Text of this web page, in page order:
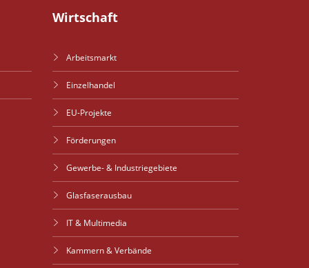
Wirtschaft
Arbeitsmarkt
Einzelhandel
EU-Projekte
Förderungen
Gewerbe- & Industriegebiete
Glasfaserausbau
IT & Multimedia
Kammern & Verbände